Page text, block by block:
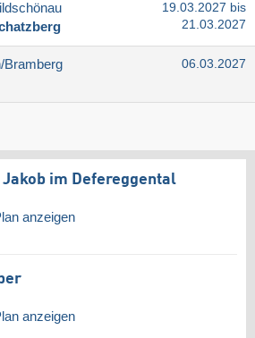
19.03.2027 bis
21.03.2027
​Bramberg
06.03.2027
Jakob im Defereggental
anzeigen
anzeigen